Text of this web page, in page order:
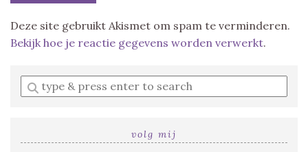
Deze site gebruikt Akismet om spam te verminderen.
Bekijk hoe je reactie gegevens worden verwerkt.
Enter
a
volg mij